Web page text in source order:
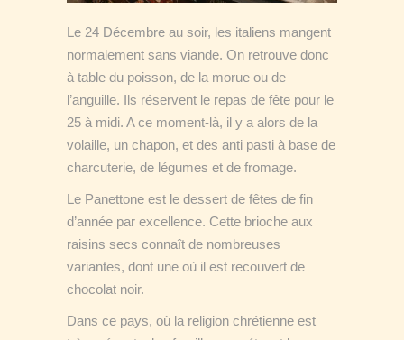
Le 24 Décembre au soir, les italiens mangent
normalement sans viande. On retrouve donc
à table du poisson, de la morue ou de
l’anguille. Ils réservent le repas de fête pour le
25 à midi. A ce moment-là, il y a alors de la
volaille, un chapon, et des anti pasti à base de
charcuterie, de légumes et de fromage.
Le Panettone est le dessert de fêtes de fin
d’année par excellence. Cette brioche aux
raisins secs connaît de nombreuses
variantes, dont une où il est recouvert de
chocolat noir.
Dans ce pays, où la religion chrétienne est